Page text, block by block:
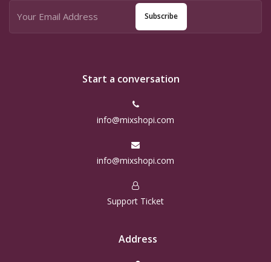
Subscribe
Start a conversation
info@mixshopi.com
info@mixshopi.com
Support Ticket
Address